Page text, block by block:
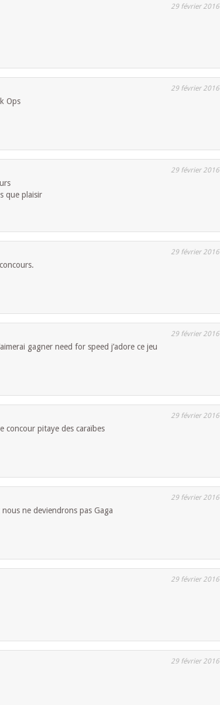
29 février 2016
29 février 2016
Ops
29 février 2016
que plaisir
29 février 2016
29 février 2016
gagner need for speed j’adore ce jeu
29 février 2016
concour pitaye des caraïbes
29 février 2016
ne deviendrons pas Gaga
29 février 2016
29 février 2016